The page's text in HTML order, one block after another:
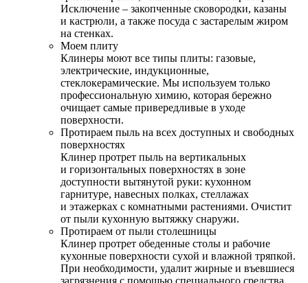
Исключение – закопченные сковородки, казаны
и кастрюли, а также посуда с застарелым жиром
на стенках.
Моем плиту
Клинеры моют все типы плиты: газовые,
электрические, индукционные,
стеклокерамические. Мы используем только
профессиональную химию, которая бережно
очищает самые привередливые в уходе
поверхности.
Протираем пыль на всех доступных и свободных
поверхностях
Клинер протрет пыль на вертикальных
и горизонтальных поверхностях в зоне
доступности вытянутой руки: кухонном
гарнитуре, навесных полках, стеллажах
и этажерках с комнатными растениями. Очистит
от пыли кухонную вытяжку снаружи.
Протираем от пыли столешницы
Клинер протрет обеденные столы и рабочие
кухонные поверхности сухой и влажной тряпкой.
При необходимости, удалит жирные и въевшиеся
загрязнения с помощью специального средства.